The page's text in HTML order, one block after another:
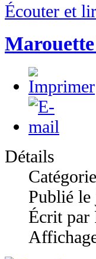
Écouter et
Détails
Publié
Écrit par